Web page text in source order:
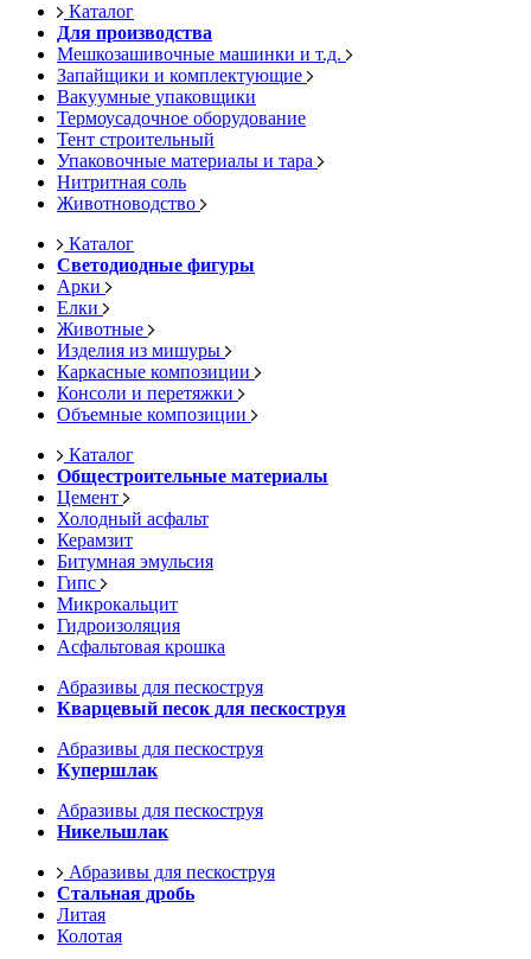
Каталог
Для производства
Мешкозашивочные машинки и т.д.
Запайщики и комплектующие
Вакуумные упаковщики
Термоусадочное оборудование
Тент строительный
Упаковочные материалы и тара
Нитритная соль
Животноводство
Каталог
Светодиодные фигуры
Арки
Елки
Животные
Изделия из мишуры
Каркасные композиции
Консоли и перетяжки
Объемные композиции
Каталог
Общестроительные материалы
Цемент
Холодный асфальт
Керамзит
Битумная эмульсия
Гипс
Микрокальцит
Гидроизоляция
Асфальтовая крошка
Абразивы для пескоструя
Кварцевый песок для пескоструя
Абразивы для пескоструя
Купершлак
Абразивы для пескоструя
Никельшлак
Абразивы для пескоструя
Стальная дробь
Литая
Колотая